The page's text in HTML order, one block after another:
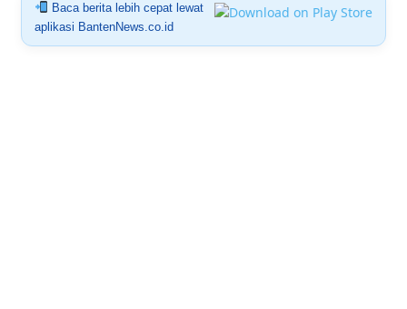
Baca berita lebih cepat lewat
aplikasi BantenNews.co.id